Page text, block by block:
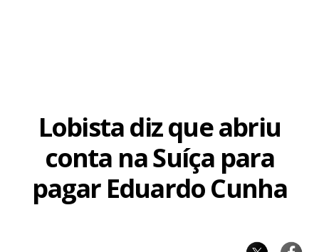
Lobista diz que abriu
conta na Suíça para
pagar Eduardo Cunha